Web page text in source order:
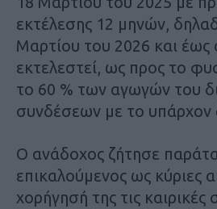
εκτέλεσης 12 μηνών,
Μαρτίου του 2026 και έως
εκτελεστεί, ως προς το
το 60 % των αγωγών του
συνδέσεων με το υπάρχον
Ο ανάδοχος ζήτησε
επικαλούμενος ως κύριες
χορήγησή της τις